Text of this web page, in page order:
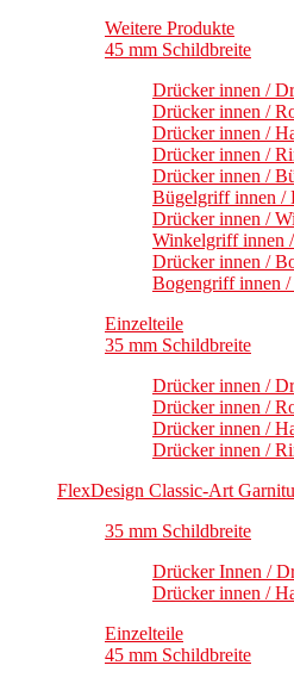
Weitere Produkte
45 mm Schildbreite
Drücker innen /
Drücker innen /
Drücker innen /
Drücker innen /
Drücker innen /
Bügelgriff innen /
Drücker innen /
Winkelgriff innen
Drücker innen /
Bogengriff innen
Einzelteile
35 mm Schildbreite
Drücker innen /
Drücker innen /
Drücker innen /
Drücker innen /
FlexDesign Classic-Art
35 mm Schildbreite
Drücker Innen /
Drücker innen /
Einzelteile
45 mm Schildbreite